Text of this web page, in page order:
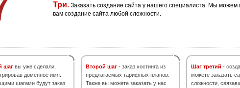
Три. Заказать создание сайта у нашего специалиста. Мы можем
вам создание сайта любой сложности.
шаг вы уже сделали,
доменное имя.
шагами будут заказ
Второй шаг - заказ хостинга из
предлагаемых тарифных планов.
Также вы можете заказать у нас
Шаг третий -
можете заказать
сложности,